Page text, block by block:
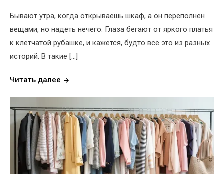
Бывают утра, когда открываешь шкаф, а он переполнен
вещами, но надеть нечего. Глаза бегают от яркого платья
к клетчатой рубашке, и кажется, будто всё это из разных
историй. В такие […]
Читать далее